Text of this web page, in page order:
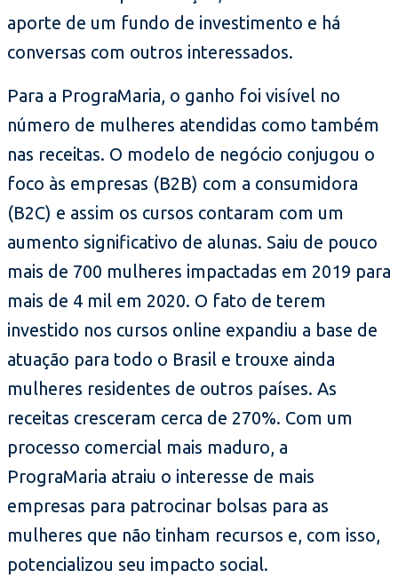
aporte de um fundo de investimento e há
conversas com outros interessados.
Para a PrograMaria, o ganho foi visível no
número de mulheres atendidas como também
nas receitas. O modelo de negócio conjugou o
foco às empresas (B2B) com a consumidora
(B2C) e assim os cursos contaram com um
aumento significativo de alunas. Saiu de pouco
mais de 700 mulheres impactadas em 2019 para
mais de 4 mil em 2020. O fato de terem
investido nos cursos online expandiu a base de
atuação para todo o Brasil e trouxe ainda
mulheres residentes de outros países. As
receitas cresceram cerca de 270%. Com um
processo comercial mais maduro, a
PrograMaria atraiu o interesse de mais
empresas para patrocinar bolsas para as
mulheres que não tinham recursos e, com isso,
potencializou seu impacto social.